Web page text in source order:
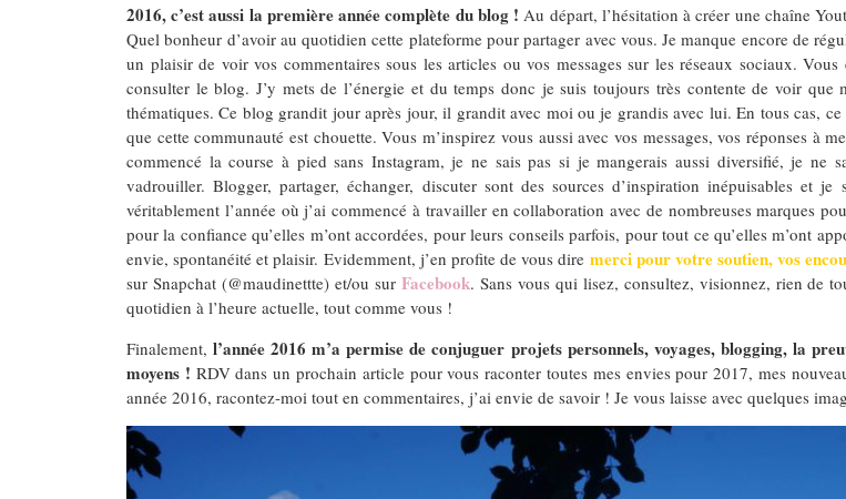
2016, c’est aussi la première année complète du blog ! Au départ, l’hésitation à créer une chaîne
Quel bonheur d’avoir au quotidien cette plateforme pour partager avec vous. Je manque encore de
un plaisir de voir vos commentaires sous les articles ou vos messages sur les réseaux sociaux.
consulter le blog. J’y mets de l’énergie et du temps donc je suis toujours très contente de voir
thématiques. Ce blog grandit jour après jour, il grandit avec moi ou je grandis avec lui. En tous cas,
que cette communauté est chouette. Vous m’inspirez vous aussi avec vos messages, vos réponses à
commencé la course à pied sans Instagram, je ne sais pas si je mangerais aussi diversifié, je ne
vadrouiller. Blogger, partager, échanger, discuter sont des sources d’inspiration inépuisables et
véritablement l’année où j’ai commencé à travailler en collaboration avec de nombreuses marques
pour la confiance qu’elles m’ont accordées, pour leurs conseils parfois, pour tout ce qu’elles m’ont
envie, spontanéité et plaisir. Evidemment, j’en profite de vous dire merci pour votre soutien, vos
sur Snapchat (@maudinettte) et/ou sur Facebook. Sans vous qui lisez, consultez, visionnez, rien de
quotidien à l’heure actuelle, tout comme vous !
Finalement,l’année 2016 m’a permise de conjuguer projets personnels, voyages, blogging, la
moyens ! RDV dans un prochain article pour vous raconter toutes mes envies pour 2017, mes
année 2016, racontez-moi tout en commentaires, j’ai envie de savoir ! Je vous laisse avec quelques